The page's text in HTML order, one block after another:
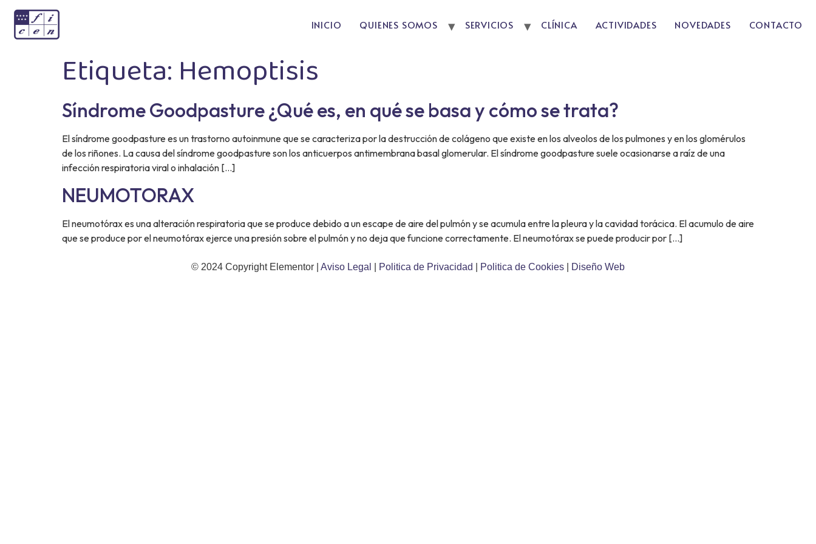
INICIO QUIENES SOMOS SERVICIOS CLÍNICA ACTIVIDADES NOVEDADES CONTACTO
Etiqueta: Hemoptisis
Síndrome Goodpasture ¿Qué es, en qué se basa y cómo se trata?
El síndrome goodpasture es un trastorno autoinmune que se caracteriza por la destrucción de colágeno que existe en los alveolos de los pulmones y en los glomérulos
de los riñones. La causa del síndrome goodpasture son los anticuerpos antimembrana basal glomerular. El síndrome goodpasture suele ocasionarse a raíz de una
infección respiratoria viral o inhalación […]
NEUMOTORAX
El neumotórax es una alteración respiratoria que se produce debido a un escape de aire del pulmón y se acumula entre la pleura y la cavidad torácica. El acumulo de aire
que se produce por el neumotórax ejerce una presión sobre el pulmón y no deja que funcione correctamente. El neumotórax se puede producir por […]
© 2024 Copyright Elementor | Aviso Legal Politica de Privacidad Politica de Cookies Diseño Web